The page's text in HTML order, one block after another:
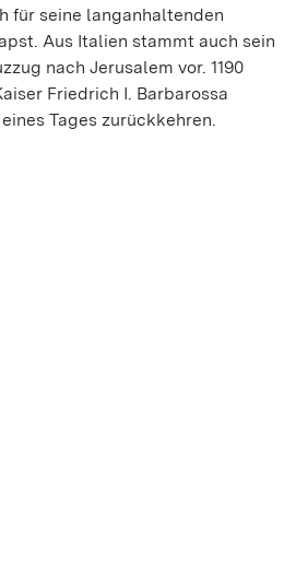
für seine langanhaltenden
Aus Italien stammt auch sein
nach Jerusalem vor. 1190
Friedrich I. Barbarossa
Tages zurückkehren.